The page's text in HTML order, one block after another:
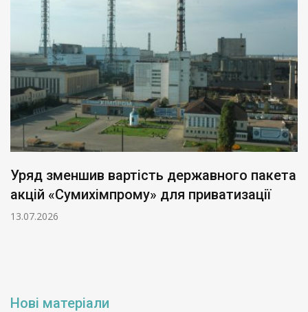
Уряд зменшив вартість державного пакета
акцій «Сумихімпрому» для приватизації
13.07.2026
Нові матеріали